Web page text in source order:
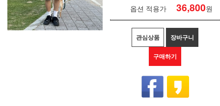
옵션 적용가 36,800원
관심상품 장바구니
구매하기